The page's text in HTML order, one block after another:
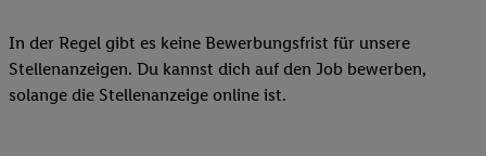
In der Regel gibt es keine Bewerbungsfrist für unsere
Stellenanzeigen. Du kannst dich auf den Job bewerben,
solange die Stellenanzeige online ist.